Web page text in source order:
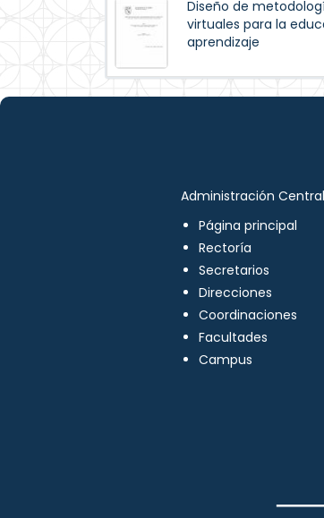
Diseño de
virtuales para la
aprendizaje
Administración Central
Página principal
Rectoría
Secretarios
Direcciones
Coordinaciones
Facultades
Campus